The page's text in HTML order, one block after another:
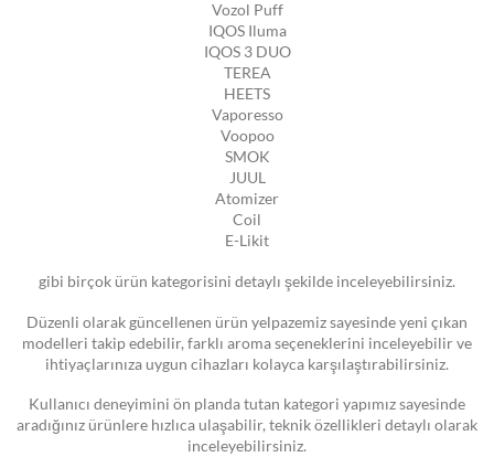
Vozol Puff
IQOS Iluma
IQOS 3 DUO
TEREA
HEETS
Vaporesso
Voopoo
SMOK
JUUL
Atomizer
Coil
E-Likit
gibi birçok ürün kategorisini detaylı şekilde inceleyebilirsiniz.
Düzenli olarak güncellenen ürün yelpazemiz sayesinde yeni çıkan
modelleri takip edebilir, farklı aroma seçeneklerini inceleyebilir ve
ihtiyaçlarınıza uygun cihazları kolayca karşılaştırabilirsiniz.
Kullanıcı deneyimini ön planda tutan kategori yapımız sayesinde
aradığınız ürünlere hızlıca ulaşabilir, teknik özellikleri detaylı olarak
inceleyebilirsiniz.